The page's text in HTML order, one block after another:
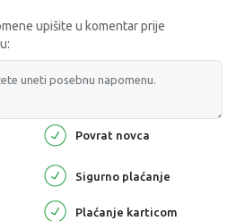
upišite u komentar prije
Povrat novca
Sigurno plaćanje
Plaćanje karticom